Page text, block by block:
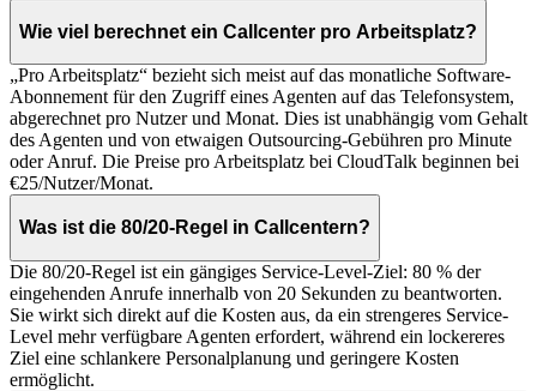
Wie viel berechnet ein Callcenter pro Arbeitsplatz?
„Pro Arbeitsplatz“ bezieht sich meist auf das monatliche Software-
Abonnement für den Zugriff eines Agenten auf das Telefonsystem,
abgerechnet pro Nutzer und Monat. Dies ist unabhängig vom Gehalt
des Agenten und von etwaigen Outsourcing-Gebühren pro Minute
oder Anruf. Die Preise pro Arbeitsplatz bei CloudTalk beginnen bei
€25/Nutzer/Monat.
Was ist die 80/20-Regel in Callcentern?
Die 80/20-Regel ist ein gängiges Service-Level-Ziel: 80 % der
eingehenden Anrufe innerhalb von 20 Sekunden zu beantworten.
Sie wirkt sich direkt auf die Kosten aus, da ein strengeres Service-
Level mehr verfügbare Agenten erfordert, während ein lockereres
Ziel eine schlankere Personalplanung und geringere Kosten
ermöglicht.